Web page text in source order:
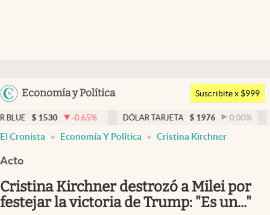
Argentina
Uruguay
Economía y Política
Members
Economía y Política
Finanzas y Mercados
Negocios
Columnistas
Suscribite x $999
-0.65 % DÓLAR TARJETA $ 1976 0.00% DÓLAR MEP
El Cronista Economía Y Política Cristina Kirchner
Acto
Cristina Kirchner destrozó a Milei por
festejar la victoria de Trump: "Es un..."